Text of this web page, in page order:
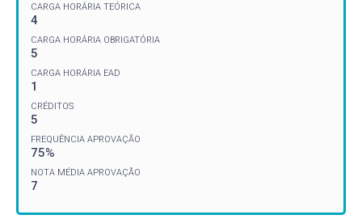
CARGA HORÁRIA TEÓRICA
4
CARGA HORÁRIA OBRIGATÓRIA
5
CARGA HORÁRIA EAD
1
CRÉDITOS
5
FREQUÊNCIA APROVAÇÃO
75%
NOTA MÉDIA APROVAÇÃO
7